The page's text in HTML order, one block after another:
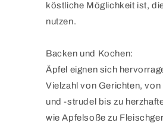
köstliche Möglichkeit ist,
nutzen.
Backen und Kochen:
Äpfel eignen sich
Vielzahl von Gerichten,
und -strudel bis zu
wie Apfelsoße zu